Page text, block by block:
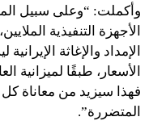
وأكملت: “وعلى سبيل
الأجهزة التنفيذية
الإمداد والإغاثة
فهذا سيزيد من معاناة
المتضررة”.